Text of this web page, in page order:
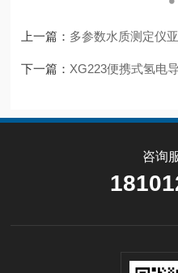
上一篇： 多参数水质测定仪
下一篇： XG223便携式氢电
咨询